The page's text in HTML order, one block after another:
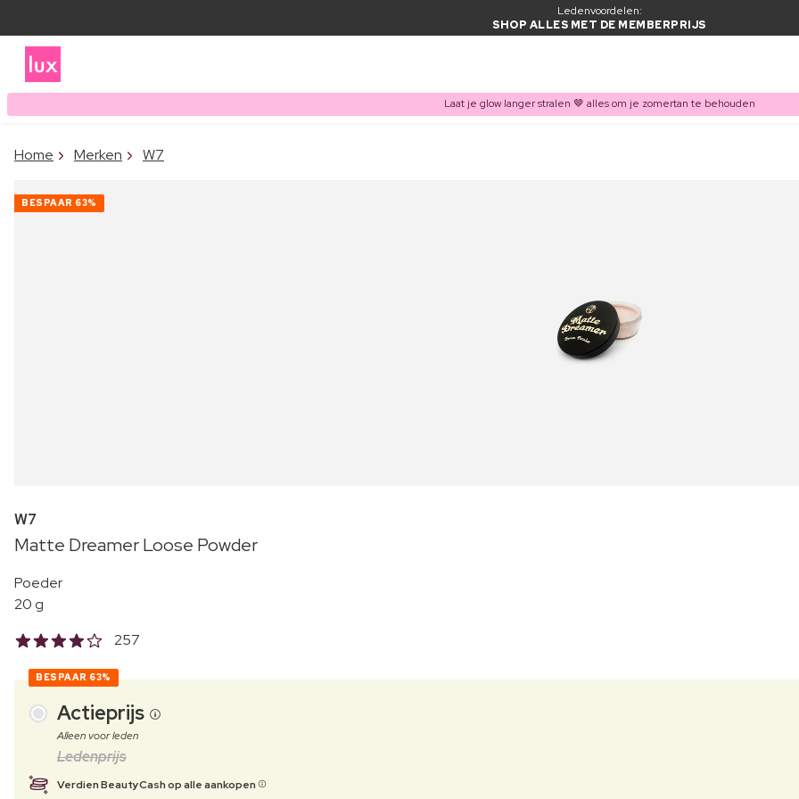
Ledenvoordelen:
SHOP ALLES MET DE MEMBERPRIJS
Laat je glow langer stralen 🤎 alles om je zomertan te behouden
Home Merken W7
BESPAAR 63%
W7
Matte Dreamer Loose Powder
Poeder
20 g
257
BESPAAR 63%
Actieprijs
Alleen voor leden
Ledenprijs
Verdien BeautyCash op alle aankopen